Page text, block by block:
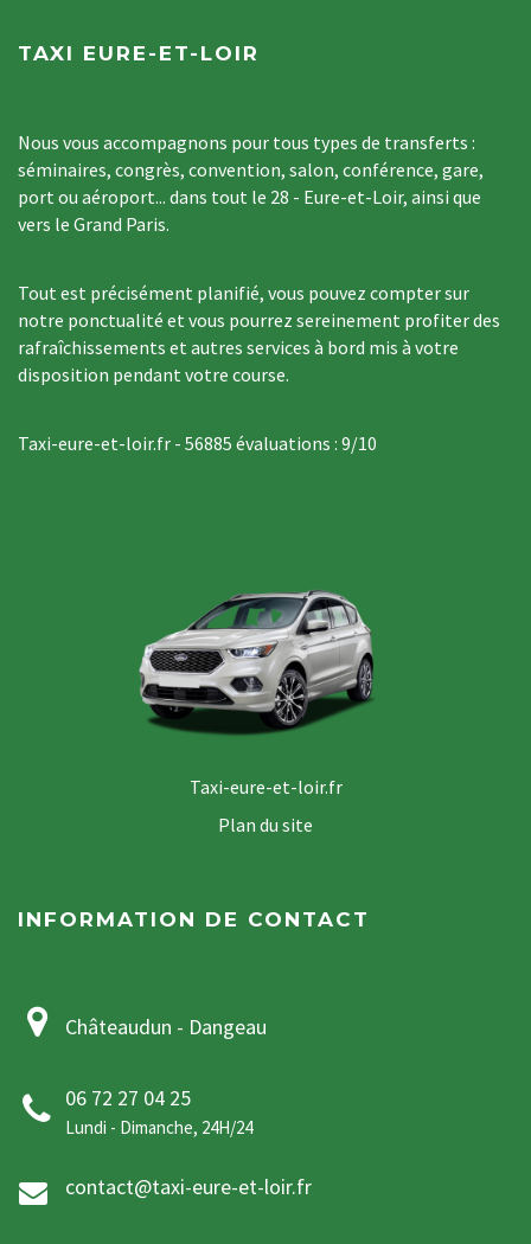
TAXI EURE-ET-LOIR
Nous vous accompagnons pour tous types de transferts :
séminaires, congrès, convention, salon, conférence, gare,
port ou aéroport... dans tout le 28 - Eure-et-Loir, ainsi que
vers le Grand Paris.
Tout est précisément planifié, vous pouvez compter sur
notre ponctualité et vous pourrez sereinement profiter des
rafraîchissements et autres services à bord mis à votre
disposition pendant votre course.
Taxi-eure-et-loir.fr - 56885 évaluations : 9/10
Taxi-eure-et-loir.fr
Plan du site
INFORMATION DE CONTACT
Châteaudun - Dangeau
06 72 27 04 25
Lundi - Dimanche, 24H/24
contact@taxi-eure-et-loir.fr